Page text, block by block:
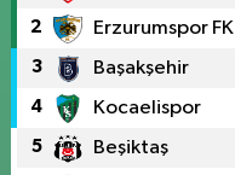
2 Erzurumspor FK
3 Başakşehir
4 Kocaelispor
5 Beşiktaş